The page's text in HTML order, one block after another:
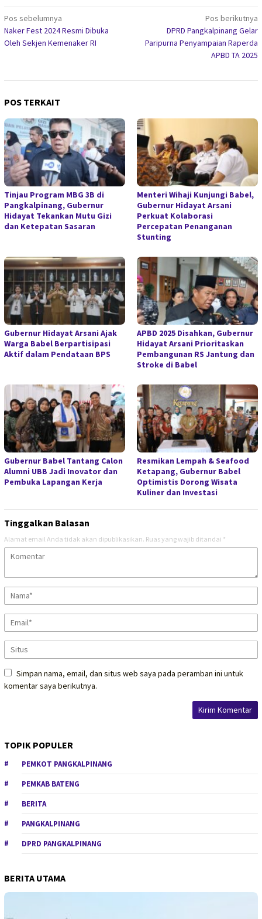
Navigasi
pos
Pos sebelumnya
Naker Fest 2024 Resmi Dibuka
Oleh Sekjen Kemenaker RI
Pos berikutnya
DPRD Pangkalpinang Gelar
Paripurna Penyampaian Raperda
APBD TA 2025
POS TERKAIT
Tinjau Program MBG 3B di
Pangkalpinang, Gubernur
Hidayat Tekankan Mutu Gizi
dan Ketepatan Sasaran
Menteri Wihaji Kunjungi Babel,
Gubernur Hidayat Arsani
Perkuat Kolaborasi
Percepatan Penanganan
Stunting
Gubernur Hidayat Arsani Ajak
Warga Babel Berpartisipasi
Aktif dalam Pendataan BPS
APBD 2025 Disahkan, Gubernur
Hidayat Arsani Prioritaskan
Pembangunan RS Jantung dan
Stroke di Babel
Gubernur Babel Tantang Calon
Alumni UBB Jadi Inovator dan
Pembuka Lapangan Kerja
Resmikan Lempah & Seafood
Ketapang, Gubernur Babel
Optimistis Dorong Wisata
Kuliner dan Investasi
Tinggalkan Balasan
Alamat email Anda tidak akan dipublikasikan. Ruas yang wajib ditandai *
Simpan nama, email, dan situs web saya pada peramban ini untuk
komentar saya berikutnya.
TOPIK POPULER
PEMKOT PANGKALPINANG
PEMKAB BATENG
BERITA
PANGKALPINANG
DPRD PANGKALPINANG
BERITA UTAMA